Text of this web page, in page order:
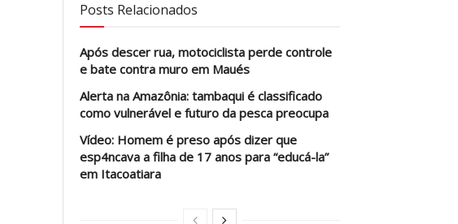
Posts Relacionados
Após descer rua, motociclista perde controle
e bate contra muro em Maués
Alerta na Amazônia: tambaqui é classificado
como vulnerável e futuro da pesca preocupa
Vídeo: Homem é preso após dizer que
esp4ncava a filha de 17 anos para “educá-la”
em Itacoatiara